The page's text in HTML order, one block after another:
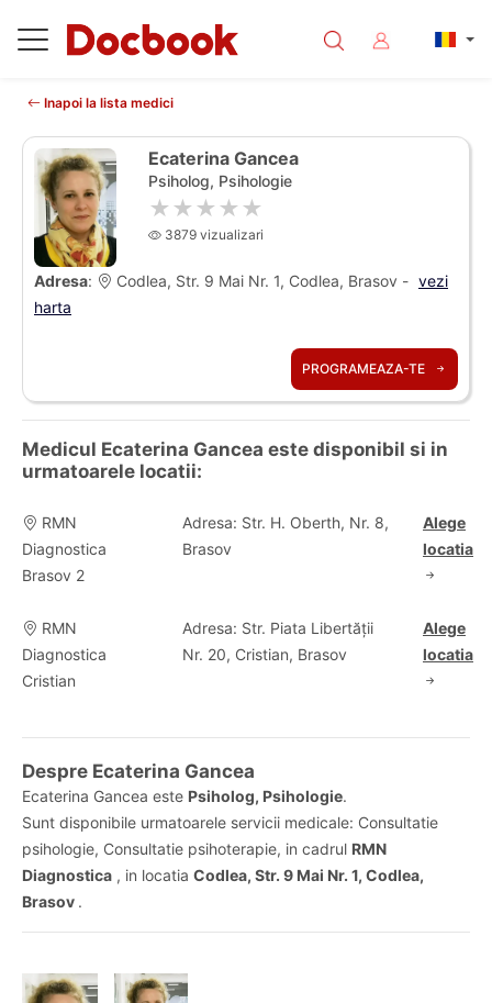
Inapoi la lista medici
Ecaterina Gancea
Psiholog, Psihologie
★★★★★
3879 vizualizari
Adresa: Codlea, Str. 9 Mai Nr. 1, Codlea, Brasov - vezi
harta
PROGRAMEAZA-TE
Medicul Ecaterina Gancea este disponibil si in
urmatoarele locatii:
RMN
Diagnostica
Brasov 2
Adresa: Str. H. Oberth, Nr. 8,
Brasov
Alege
locatia
RMN
Diagnostica
Cristian
Adresa: Str. Piata Libertății
Nr. 20, Cristian, Brasov
Alege
locatia
Despre Ecaterina Gancea
Ecaterina Gancea este Psiholog, Psihologie.
Sunt disponibile urmatoarele servicii medicale: Consultatie
psihologie, Consultatie psihoterapie, in cadrul RMN
Diagnostica , in locatia Codlea, Str. 9 Mai Nr. 1, Codlea,
Brasov .